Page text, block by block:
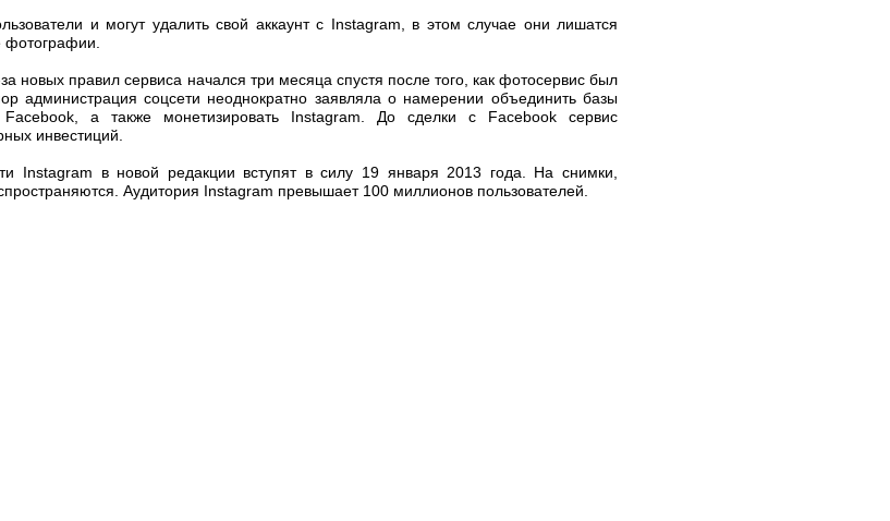
и могут удалить свой аккаунт с Instagram, в этом случае они лишатся
новых правил сервиса начался три месяца спустя после того, как фотосервис был
администрация соцсети неоднократно заявляла о намерении объединить базы
Facebook, а также монетизировать Instagram. До сделки с Facebook сервис
инвестиций.
Instagram в новой редакции вступят в силу 19 января 2013 года. На снимки,
Аудитория Instagram превышает 100 миллионов пользователей.